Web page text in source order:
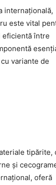
internațională,
este vital
eficientă între
variante de
tipărite,
și
oferă